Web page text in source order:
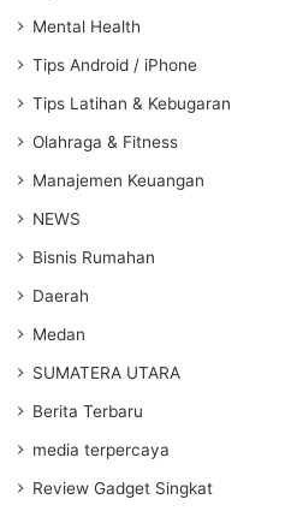
Mental Health
Tips Android / iPhone
Tips Latihan & Kebugaran
Olahraga & Fitness
Manajemen Keuangan
NEWS
Bisnis Rumahan
Daerah
Medan
SUMATERA UTARA
Berita Terbaru
media terpercaya
Review Gadget Singkat